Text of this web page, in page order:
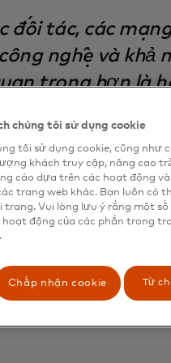
đối tác, các
nghệ và khả
trọng hơn là
cậy cực kỳ cao.”
advisor for
đa đường sắt của
first và open banking
và an toàn.
sáng tạo của
chúng tôi sử dụng cookie
tôi sử dụng cookie, cũng như
khách truy cập, nâng cao
cáo dựa trên các hoạt động
trang web khác. Bạn luôn có
trang. Vui lòng lưu ý rằng một
hoạt động của các phần trong
Chấp nhận cookie Từ